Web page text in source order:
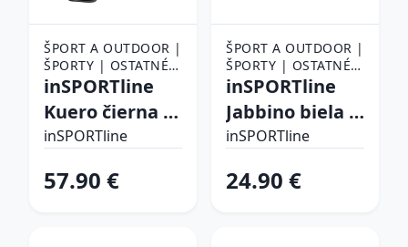
ŠPORT A OUTDOOR |
ŠPORTY | OSTATNÉ
ŠPORTY | BOJOVÉ
BOXERSKÉ RUKAVICE
inSPORTline
Kuero čierna -
8oz
inSPORTline
57.90 €
ŠPORT A OUTDOOR |
ŠPORTY | OSTATNÉ
ŠPORTY | BOJOVÉ
BOXERSKÉ RUKAVICE
inSPORTline
Jabbino biela -
6oz
inSPORTline
24.90 €